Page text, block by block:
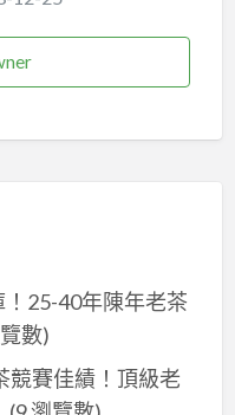
25-40年陳年老茶
數)
競賽佳績！頂級老